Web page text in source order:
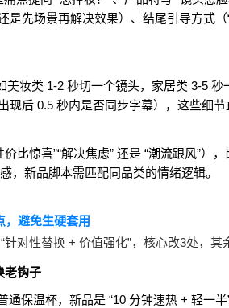
是先场景再解决效果）、结尾引导方式
美妆类 1-2 秒切一个镜头，家居类 3-5
现后 0.5 秒内是否同步字幕），这些细
比惊喜”“解决焦虑” 还是 “潮流跟风”）
，新品脚本需匹配同品类的情绪逻辑。
，避免生硬套用
对性替换 + 价值强化”，核心改3处，其
老钩子
通保温杯，新品是 “10 分钟速热 + 轻一